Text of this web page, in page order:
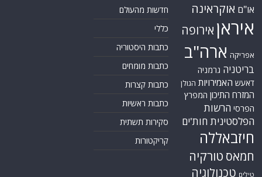
או"ם אוקראינה
איראן אירופה
אפריקה ארה"ב
בריטניה גרמניה
דאעש האמירויות הגולן
המזרח התיכון המפרץ
הפרסי הרשות
הפלסטינית חות'ים
חיזבאללה
חמאס טורקיה
טילים טכנולוגיה
חדשות מהעולם
כללי
כתבות היסטוריה
כתבות מומחים
כתבות קצרות
כתבות ראשיות
סקירות תשתית
קריקטורות